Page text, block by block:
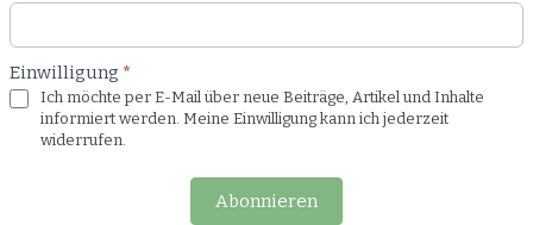
Einwilligung *
Ich möchte per E-Mail über neue Beiträge, Artikel und Inhalte
informiert werden. Meine Einwilligung kann ich jederzeit
widerrufen.
Abonnieren